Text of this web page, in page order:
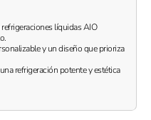
líquidas AIO
y un diseño que prioriza
refrigeración potente y estética